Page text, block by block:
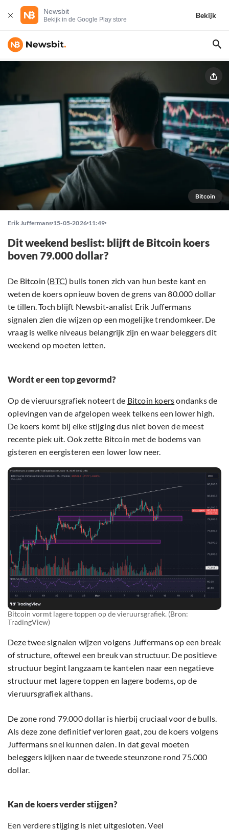
Newsbit
Bekijk in de Google Play store
Bekijk
Bitcoin
Erik Juffermans 15-05-2026 11:49
Dit weekend beslist: blijft de Bitcoin koers
boven 79.000 dollar?
De Bitcoin (BTC) bulls tonen zich van hun beste kant en
weten de koers opnieuw boven de grens van 80.000 dollar
te tillen. Toch blijft Newsbit-analist Erik Juffermans
signalen zien die wijzen op een mogelijke trendomkeer. De
vraag is welke niveaus belangrijk zijn en waar beleggers dit
weekend op moeten letten.
Wordt er een top gevormd?
Op de vieruursgrafiek noteert de Bitcoin koersondanks de
oplevingen van de afgelopen week telkens een lower high.
De koers komt bij elke stijging dus niet boven de meest
recente piek uit. Ook zette Bitcoin met de bodems van
gisteren en eergisteren een lower low neer.
Bitcoin vormt lagere toppen op de vieruursgrafiek. (Bron:
TradingView)
Deze twee signalen wijzen volgens Juffermans op een break
of structure, oftewel een breuk van structuur. De positieve
structuur begint langzaam te kantelen naar een negatieve
structuur met lagere toppen en lagere bodems, op de
vieruursgrafiek althans.
De zone rond 79.000 dollar is hierbij cruciaal voor de bulls.
Als deze zone definitief verloren gaat, zou de koers volgens
Juffermans snel kunnen dalen. In dat geval moeten
beleggers kijken naar de tweede steunzone rond 75.000
dollar.
Kan de koers verder stijgen?
Een verdere stijging is niet uitgesloten. Veel